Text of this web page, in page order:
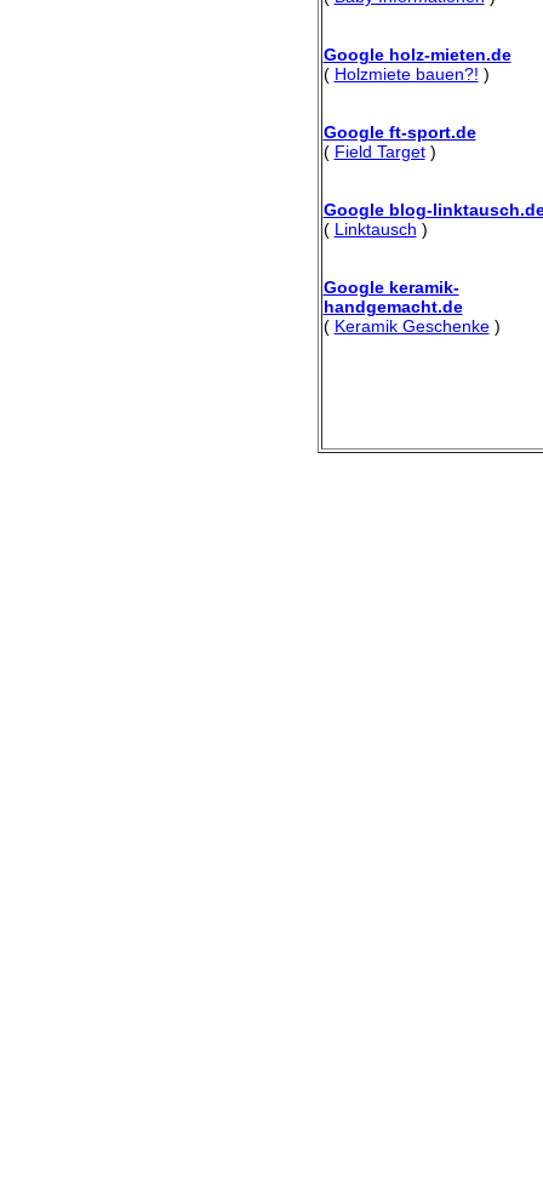
Google holz-mieten.de
( Holzmiete bauen?! )
Google ft-sport.de
( Field Target)
Google blog-
( Linktausch )
Google keramik-
handgemacht.de
( Keramik Geschenke)